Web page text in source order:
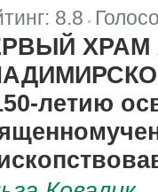
8.8
ХРАМ
летию